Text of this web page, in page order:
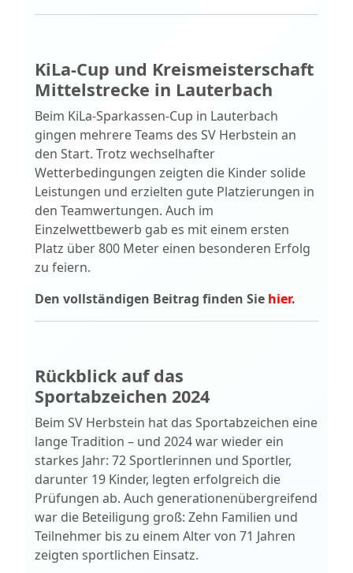
KiLa-Cup und Kreismeisterschaft
Mittelstrecke in Lauterbach
Beim KiLa-Sparkassen-Cup in Lauterbach
gingen mehrere Teams des SV Herbstein an
den Start. Trotz wechselhafter
Wetterbedingungen zeigten die Kinder solide
Leistungen und erzielten gute Platzierungen in
den Teamwertungen. Auch im
Einzelwettbewerb gab es mit einem ersten
Platz über 800 Meter einen besonderen Erfolg
zu feiern.
Den vollständigen Beitrag finden Sie hier.
Rückblick auf das
Sportabzeichen 2024
Beim SV Herbstein hat das Sportabzeichen eine
lange Tradition – und 2024 war wieder ein
starkes Jahr: 72 Sportlerinnen und Sportler,
darunter 19 Kinder, legten erfolgreich die
Prüfungen ab. Auch generationenübergreifend
war die Beteiligung groß: Zehn Familien und
Teilnehmer bis zu einem Alter von 71 Jahren
zeigten sportlichen Einsatz.